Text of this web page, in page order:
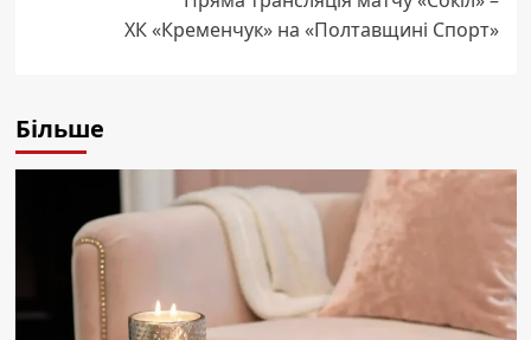
ХК «Кременчук» на «Полтавщині Спорт»
Більше